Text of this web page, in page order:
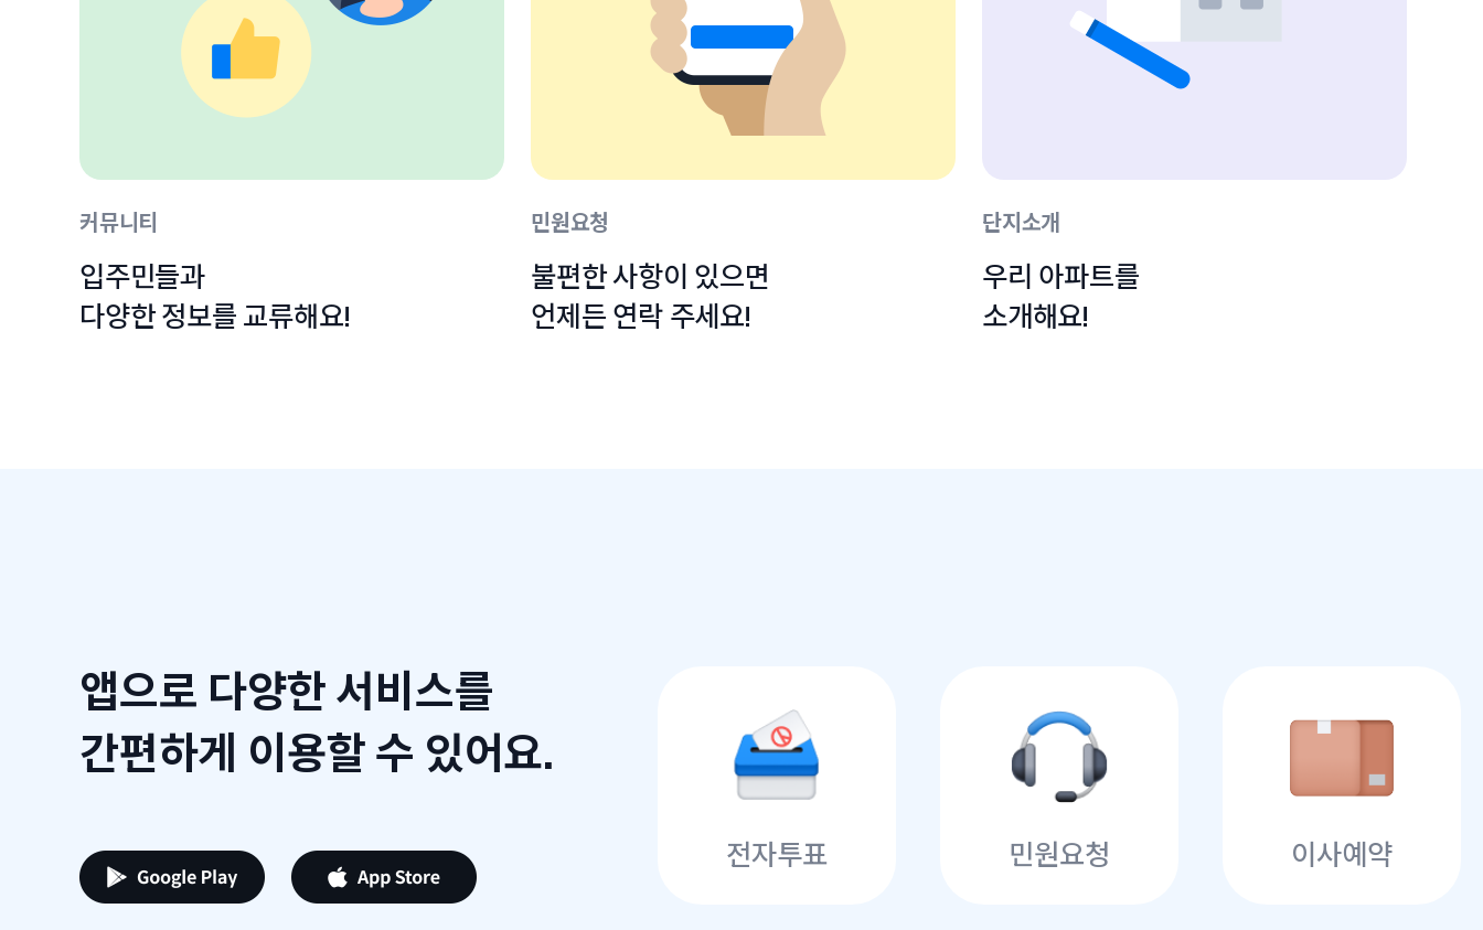
커뮤니티
입주민들과
다양한 정보를 교류해요!
민원요청
불편한 사항이 있으면
언제든 연락 주세요!
단지소개
우리 아파트를
소개해요!
앱으로 다양한 서비스를
간편하게 이용할 수 있어요.
전자투표 민원요청 이사예약